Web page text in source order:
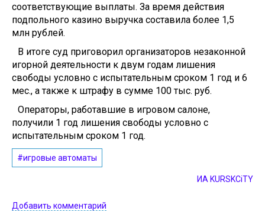
соответствующие выплаты. За время действия
подпольного казино выручка составила более 1,5
млн рублей.
В итоге суд приговорил организаторов незаконной
игорной деятельности к двум годам лишения
свободы условно с испытательным сроком 1 год и 6
мес., а также к штрафу в сумме 100 тыс. руб.
Операторы, работавшие в игровом салоне,
получили 1 год лишения свободы условно с
испытательным сроком 1 год.
#игровые автоматы
ИА KURSKCiTY
Добавить комментарий